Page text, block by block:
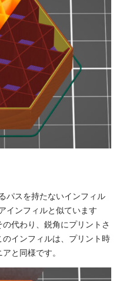
パスを持たないインフィル
インフィルと似ています
代わり、鋭角にプリントさ
インフィルは、プリント時
と同様です。